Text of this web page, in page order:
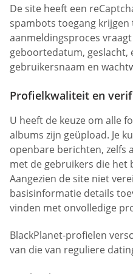
De site heeft een
spambots toegang
aanmeldingsproces
geboortedatum, geslacht,
gebruikersnaam en
Profielkwaliteit en
U heeft de keuze om alle
albums zijn geüpload. Je
openbare berichten, zelfs
met de gebruikers die het
Aangezien de site niet
basisinformatie details
vinden met onvolledige
BlackPlanet-profielen
van die van reguliere